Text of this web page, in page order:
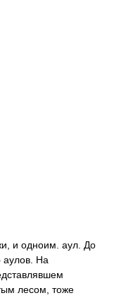
и одноим. аул. До
аулов. На
лесом, тоже